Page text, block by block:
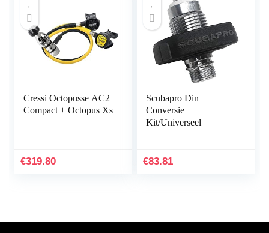
Cressi Octopusse AC2
Compact + Octopus Xs
€319.80
Scubapro Din
Conversie
Kit/Universeel
€83.81